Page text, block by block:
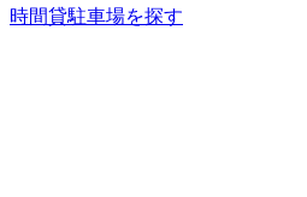
時間貸駐車場を探す